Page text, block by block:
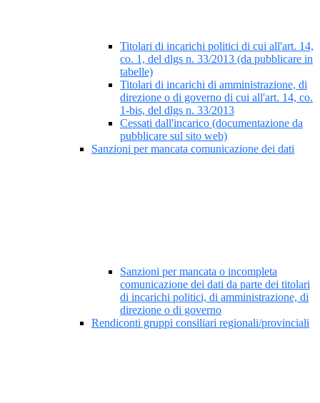
Titolari di incarichi politici di cui all'art. 14,
co. 1, del dlgs n. 33/2013 (da pubblicare in
tabelle)
Titolari di incarichi di amministrazione, di
direzione o di governo di cui all'art. 14, co.
1-bis, del dlgs n. 33/2013
Cessati dall'incarico (documentazione da
pubblicare sul sito web)
Sanzioni per mancata comunicazione dei dati
Sanzioni per mancata o incompleta
comunicazione dei dati da parte dei titolari
di incarichi politici, di amministrazione, di
direzione o di governo
Rendiconti gruppi consiliari regionali/provinciali